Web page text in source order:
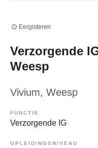
Eergisteren
Verzorgende
Weesp
Vivium, Weesp
FUNCTIE
Verzorgende IG
OPLEIDINGSNIVEAU